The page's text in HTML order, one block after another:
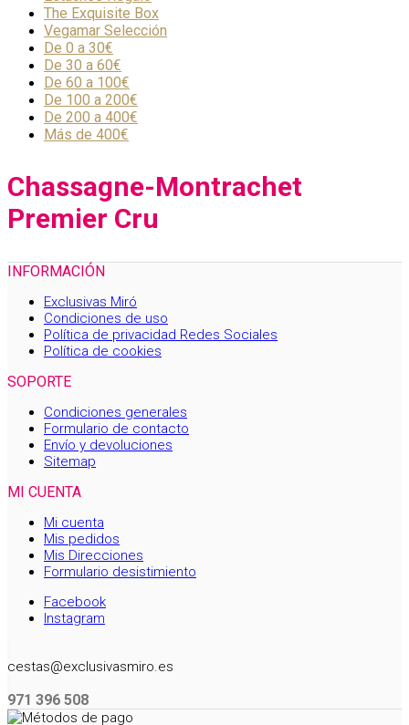
The Exquisite Box
Vegamar Selección
De 0 a 30€
De 30 a 60€
De 60 a 100€
De 100 a 200€
De 200 a 400€
Más de 400€
Chassagne-Montrachet
Premier Cru
INFORMACIÓN
Exclusivas Miró
Condiciones de uso
Política de privacidad Redes Sociales
Política de cookies
SOPORTE
Condiciones generales
Formulario de contacto
Envío y devoluciones
Sitemap
MI CUENTA
Mi cuenta
Mis pedidos
Mis Direcciones
Formulario desistimiento
Facebook
Instagram
cestas@exclusivasmiro.es
971 396 508